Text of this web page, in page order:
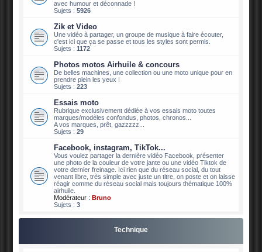
avec humour et déconnade !
Sujets :5926
Zik et Video
Une vidéo à partager, un groupe de musique à faire écouter,
c'est ici que ça se passe et tous les styles sont permis.
Sujets :1172
Photos motos Airhuile & concours
De belles machines, une collection ou une moto unique pour en
prendre plein les yeux !
Sujets :223
Essais moto
Rubrique exclusivement dédiée à vos essais moto toutes
marques/modèles confondus, photos, chronos...
A vos marques, prêt, gazzzzz...
Sujets :29
Facebook, instagram, TikTok...
Vous voulez partager la dernière vidéo Facebook, présenter
une photo de la couleur de votre jante ou une vidéo Tiktok de
votre dernier freinage. Ici rien que du réseau social, du tout
venant libre, très simple avec juste un titre, on poste et on laisse
réagir comme du réseau social mais toujours thématique 100%
airhuile.
Modérateur : Bruno
Sujets :3
Technique